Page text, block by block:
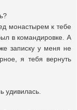
монастырем к тебе
в командировке. А
записку у меня не
я тебя вернуть
удивилась.